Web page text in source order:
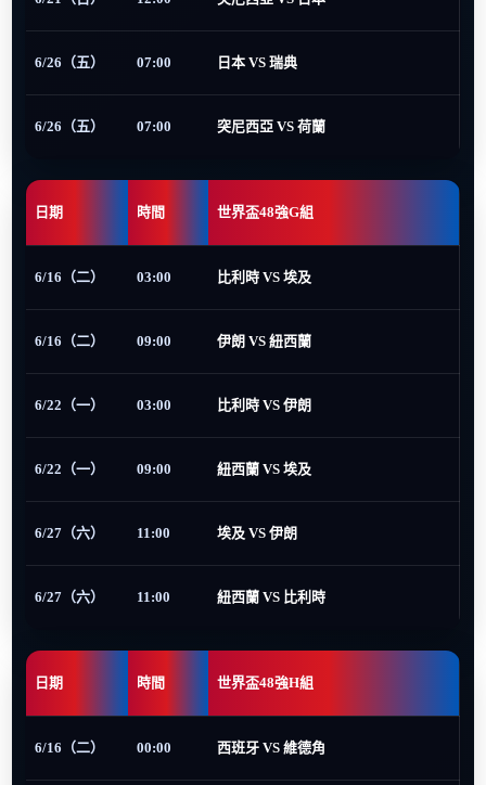
6/26（五） 07:00 日本 VS 瑞典
6/26（五） 07:00 突尼西亞 VS 荷蘭
日期 時間 世界盃48強G組
6/16（二） 03:00 比利時 VS 埃及
6/16（二） 09:00 伊朗 VS 紐西蘭
6/22（一） 03:00 比利時 VS 伊朗
6/22（一） 09:00 紐西蘭 VS 埃及
6/27（六） 11:00 埃及 VS 伊朗
6/27（六） 11:00 紐西蘭 VS 比利時
日期 時間 世界盃48強H組
6/16（二） 00:00 西班牙 VS 維德角